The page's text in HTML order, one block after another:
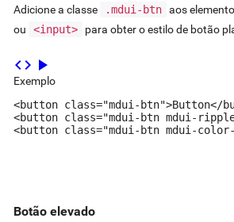
Adicione a classe .mdui-btn aos
ou
<input> para obter o estilo de botão
code play_arrow
Exemplo
<button class="mdui-btn">Button</
<button class="mdui-btn mdui-
<button class="mdui-btn mdui-
Botão elevado